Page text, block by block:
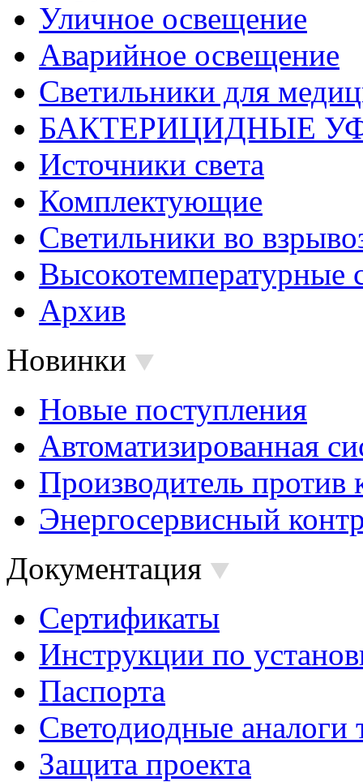
Уличное освещение
Аварийное освещение
Светильники для
БАКТЕРИЦИДНЫЕ
Источники света
Комплектующие
Светильники во
Высокотемпературные
Архив
Новинки
Новые поступления
Автоматизированная
Производитель против
Энергосервисный
Документация
Сертификаты
Инструкции по
Паспорта
Светодиодные аналоги
Защита проекта